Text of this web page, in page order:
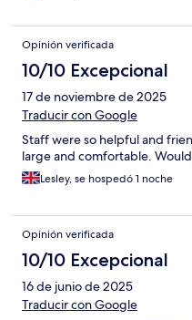
Opinión verificada
10/10 Excepcional
17 de noviembre de 2025
Traducir con Google
Staff were so helpful and
large and comfortable.
Lesley, se hospedó 1 noche
Opinión verificada
10/10 Excepcional
16 de junio de 2025
Traducir con Google